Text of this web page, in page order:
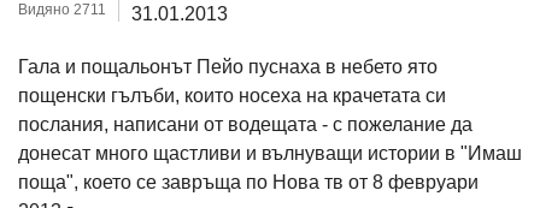
Видяно 2711 31.01.2013
Гала и пощальонът Пейо пуснаха в небето ято
пощенски гълъби, които носеха на крачетата си
послания, написани от водещата - с пожелание да
донесат много щастливи и вълнуващи истории в "Имаш
поща", което се завръща по Нова тв от 8 февруари